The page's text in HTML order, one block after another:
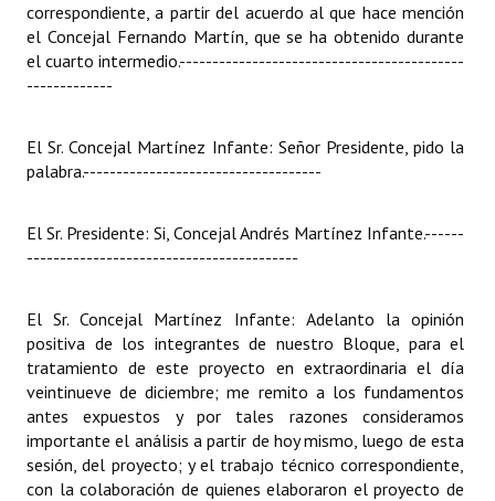
correspondiente, a partir del acuerdo al que hace mención
el Concejal Fernando Martín, que se ha obtenido durante
el cuarto intermedio.-------------------------------------------
-------------
El Sr. Concejal Martínez Infante: Señor Presidente, pido la
palabra.------------------------------------
El Sr. Presidente: Si, Concejal Andrés Martínez Infante.------
-----------------------------------------
El Sr. Concejal Martínez Infante: Adelanto la opinión
positiva de los integrantes de nuestro Bloque, para el
tratamiento de este proyecto en extraordinaria el día
veintinueve de diciembre; me remito a los fundamentos
antes expuestos y por tales razones consideramos
importante el análisis a partir de hoy mismo, luego de esta
sesión, del proyecto; y el trabajo técnico correspondiente,
con la colaboración de quienes elaboraron el proyecto de